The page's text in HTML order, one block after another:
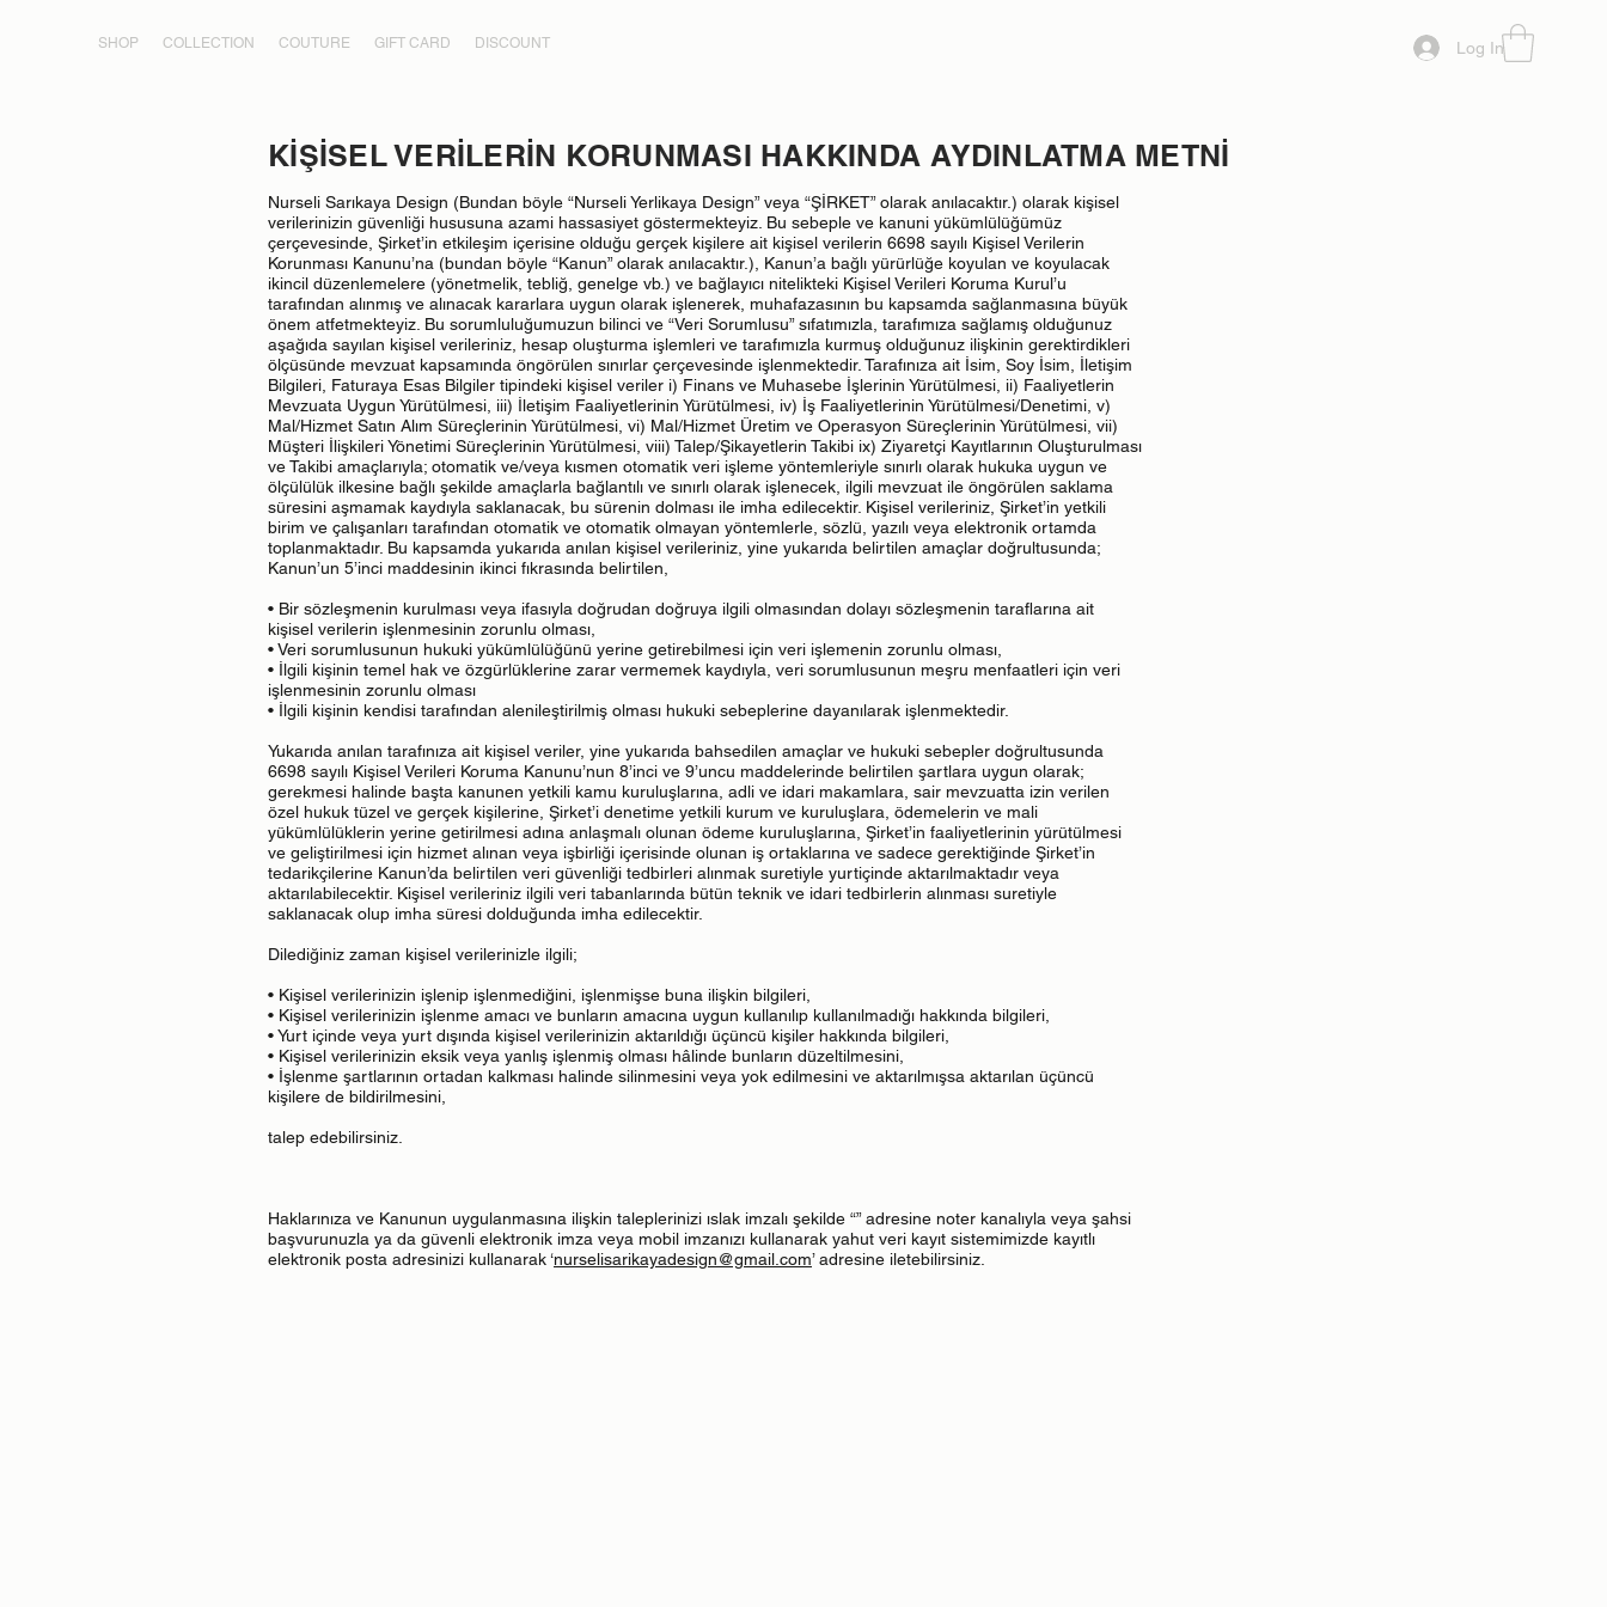
SHOP COLLECTION COUTURE GIFT CARD DISCOUNT Log In
KİŞİSEL VERİLERİN KORUNMASI HAKKINDA AYDINLATMA METNİ
Nurseli Sarıkaya Design (Bundan böyle “Nurseli Yerlikaya Design” veya “ŞİRKET” olarak anılacaktır.) olarak kişisel
verilerinizin güvenliği hususuna azami hassasiyet göstermekteyiz. Bu sebeple ve kanuni yükümlülüğümüz
çerçevesinde, Şirket’in etkileşim içerisine olduğu gerçek kişilere ait kişisel verilerin 6698 sayılı Kişisel Verilerin
Korunması Kanunu’na (bundan böyle “Kanun” olarak anılacaktır.), Kanun’a bağlı yürürlüğe koyulan ve koyulacak
ikincil düzenlemelere (yönetmelik, tebliğ, genelge vb.) ve bağlayıcı nitelikteki Kişisel Verileri Koruma Kurul’u
tarafından alınmış ve alınacak kararlara uygun olarak işlenerek, muhafazasının bu kapsamda sağlanmasına büyük
önem atfetmekteyiz. Bu sorumluluğumuzun bilinci ve “Veri Sorumlusu” sıfatımızla, tarafımıza sağlamış olduğunuz
aşağıda sayılan kişisel verileriniz, hesap oluşturma işlemleri ve tarafımızla kurmuş olduğunuz ilişkinin gerektirdikleri
ölçüsünde mevzuat kapsamında öngörülen sınırlar çerçevesinde işlenmektedir. Tarafınıza ait İsim, Soy İsim, İletişim
Bilgileri, Faturaya Esas Bilgiler tipindeki kişisel veriler i) Finans ve Muhasebe İşlerinin Yürütülmesi, ii) Faaliyetlerin
Mevzuata Uygun Yürütülmesi, iii) İletişim Faaliyetlerinin Yürütülmesi, iv) İş Faaliyetlerinin Yürütülmesi/Denetimi, v)
Mal/Hizmet Satın Alım Süreçlerinin Yürütülmesi, vi) Mal/Hizmet Üretim ve Operasyon Süreçlerinin Yürütülmesi, vii)
Müşteri İlişkileri Yönetimi Süreçlerinin Yürütülmesi, viii) Talep/Şikayetlerin Takibi ix) Ziyaretçi Kayıtlarının Oluşturulması
ve Takibi amaçlarıyla; otomatik ve/veya kısmen otomatik veri işleme yöntemleriyle sınırlı olarak hukuka uygun ve
ölçülülük ilkesine bağlı şekilde amaçlarla bağlantılı ve sınırlı olarak işlenecek, ilgili mevzuat ile öngörülen saklama
süresini aşmamak kaydıyla saklanacak, bu sürenin dolması ile imha edilecektir. Kişisel verileriniz, Şirket’in yetkili
birim ve çalışanları tarafından otomatik ve otomatik olmayan yöntemlerle, sözlü, yazılı veya elektronik ortamda
toplanmaktadır. Bu kapsamda yukarıda anılan kişisel verileriniz, yine yukarıda belirtilen amaçlar doğrultusunda;
Kanun’un 5’inci maddesinin ikinci fıkrasında belirtilen,
• Bir sözleşmenin kurulması veya ifasıyla doğrudan doğruya ilgili olmasından dolayı sözleşmenin taraflarına ait
kişisel verilerin işlenmesinin zorunlu olması,
• Veri sorumlusunun hukuki yükümlülüğünü yerine getirebilmesi için veri işlemenin zorunlu olması,
• İlgili kişinin temel hak ve özgürlüklerine zarar vermemek kaydıyla, veri sorumlusunun meşru menfaatleri için veri
işlenmesinin zorunlu olması
• İlgili kişinin kendisi tarafından alenileştirilmiş olması hukuki sebeplerine dayanılarak işlenmektedir.
Yukarıda anılan tarafınıza ait kişisel veriler, yine yukarıda bahsedilen amaçlar ve hukuki sebepler doğrultusunda
6698 sayılı Kişisel Verileri Koruma Kanunu’nun 8’inci ve 9’uncu maddelerinde belirtilen şartlara uygun olarak;
gerekmesi halinde başta kanunen yetkili kamu kuruluşlarına, adli ve idari makamlara, sair mevzuatta izin verilen
özel hukuk tüzel ve gerçek kişilerine, Şirket’i denetime yetkili kurum ve kuruluşlara, ödemelerin ve mali
yükümlülüklerin yerine getirilmesi adına anlaşmalı olunan ödeme kuruluşlarına, Şirket’in faaliyetlerinin yürütülmesi
ve geliştirilmesi için hizmet alınan veya işbirliği içerisinde olunan iş ortaklarına ve sadece gerektiğinde Şirket’in
tedarikçilerine Kanun’da belirtilen veri güvenliği tedbirleri alınmak suretiyle yurtiçinde aktarılmaktadır veya
aktarılabilecektir. Kişisel verileriniz ilgili veri tabanlarında bütün teknik ve idari tedbirlerin alınması suretiyle
saklanacak olup imha süresi dolduğunda imha edilecektir.
Dilediğiniz zaman kişisel verilerinizle ilgili;
• Kişisel verilerinizin işlenip işlenmediğini, işlenmişse buna ilişkin bilgileri,
• Kişisel verilerinizin işlenme amacı ve bunların amacına uygun kullanılıp kullanılmadığı hakkında bilgileri,
• Yurt içinde veya yurt dışında kişisel verilerinizin aktarıldığı üçüncü kişiler hakkında bilgileri,
• Kişisel verilerinizin eksik veya yanlış işlenmiş olması hâlinde bunların düzeltilmesini,
• İşlenme şartlarının ortadan kalkması halinde silinmesini veya yok edilmesini ve aktarılmışsa aktarılan üçüncü
kişilere de bildirilmesini,
talep edebilirsiniz.
Haklarınıza ve Kanunun uygulanmasına ilişkin taleplerinizi ıslak imzalı şekilde “” adresine noter kanalıyla veya şahsi
başvurunuzla ya da güvenli elektronik imza veya mobil imzanızı kullanarak yahut veri kayıt sistemimizde kayıtlı
elektronik posta adresinizi kullanarak ‘nurselisarikayadesign@gmail.com’ adresine iletebilirsiniz.